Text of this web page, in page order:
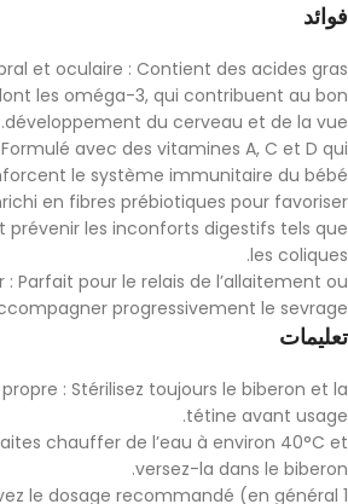
فوائد
et oculaire : Contient des acides gras
les oméga-3, qui contribuent au bon
développement du cerveau et de la vue.
avec des vitamines A, C et D qui
le système immunitaire du bébé.
en fibres prébiotiques pour favoriser
prévenir les inconforts digestifs tels que
les coliques.
Parfait pour le relais de l’allaitement ou
progressivement le sevrage.
تعليمات
: Stérilisez toujours le biberon et la
tétine avant usage.
chauffer de l’eau à environ 40°C et
versez-la dans le biberon.
le dosage recommandé (en général 1